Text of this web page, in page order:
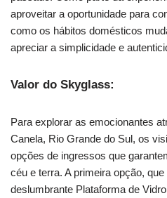
aproveitar a oportunidade para
como os hábitos domésticos
apreciar a simplicidade e
Valor do Skyglass:
Para explorar as emocionantes
Canela, Rio Grande do Sul, os
opções de ingressos que
céu e terra. A primeira opção,
deslumbrante Plataforma de